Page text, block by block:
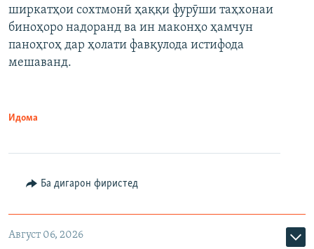
ширкатҳои сохтмонӣ ҳаққи фурӯши таҳхонаи
биноҳоро надоранд ва ин маконҳо ҳамчун
паноҳгоҳ дар ҳолати фавқулода истифода
мешаванд.
Идома
Ба дигарон фиристед
Август 06, 2026